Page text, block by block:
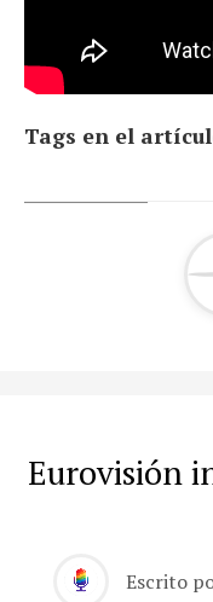
Tags en el
Eurovisión
Escrito